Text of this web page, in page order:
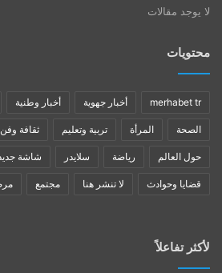
لا يوجد مقالات
محتويات
merhabet tr أخبار جهوية أخبار وطنية
الصحة المرأة تربية وتعليم ثقافة وفن
حول العالم رياضة سلايدر شاشة جديد24
قضايا وحوادث لا تنشر هنا مجتمع
لأكثر تفاعلاً